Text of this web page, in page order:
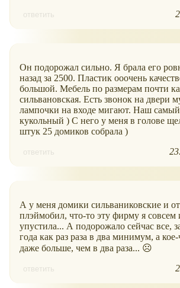
ответить
Он подорожал сильно. Я брала его
назад за 2500. Пластик ооочень
большой. Мебель по размерам почти
сильвановская. Есть звонок на двери
лампочки на входе мигают. Наш
кукольный ) С него у меня в голове
штук 25 домиков собрала )
ответить
А у меня домики сильваниковские и от
плэймобил, что-то эту фирму я совсем
упустила... А подорожало сейчас все,
года как раз раза в два минимум, а
даже больше, чем в два раза... ☹
ответить